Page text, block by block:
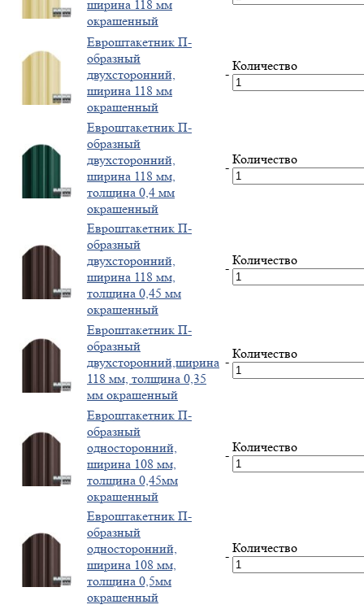
ширина 118 мм
окрашенный
Евроштакетник П-
образный
двухсторонний,
ширина 118 мм
окрашенный
-
Количество
Евроштакетник П-
образный
двухсторонний,
ширина 118 мм,
толщина 0,4 мм
окрашенный
-
Количество
Евроштакетник П-
образный
двухсторонний,
ширина 118 мм,
толщина 0,45 мм
окрашенный
-
Количество
Евроштакетник П-
образный
двухсторонний,ширина
118 мм, толщина 0,35
мм окрашенный
-
Количество
Евроштакетник П-
образный
односторонний,
ширина 108 мм,
толщина 0,45мм
окрашенный
-
Количество
Евроштакетник П-
образный
односторонний,
ширина 108 мм,
толщина 0,5мм
окрашенный
-
Количество